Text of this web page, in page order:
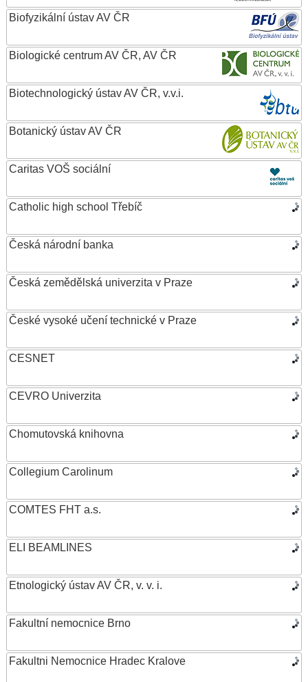
Biofyzikální ústav AV ČR
Biologické centrum AV ČR, AV ČR
Biotechnologický ústav AV ČR, v.v.i.
Botanický ústav AV ČR
Caritas VOŠ sociální
Catholic high school Třebíč
Česká národní banka
Česká zemědělská univerzita v Praze
České vysoké učení technické v Praze
CESNET
CEVRO Univerzita
Chomutovská knihovna
Collegium Carolinum
COMTES FHT a.s.
ELI BEAMLINES
Etnologický ústav AV ČR, v. v. i.
Fakultní nemocnice Brno
Fakultni Nemocnice Hradec Kralove